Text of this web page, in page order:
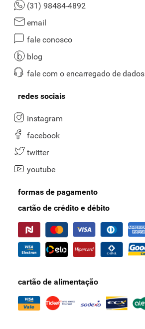
(31) 98484-4892
email
fale conosco
blog
fale com o encarregado de dados
redes sociais
instagram
facebook
twitter
youtube
formas de pagamento
cartão de crédito e débito
cartão de alimentação